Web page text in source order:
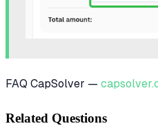
FAQ CapSolver —
Related Questions